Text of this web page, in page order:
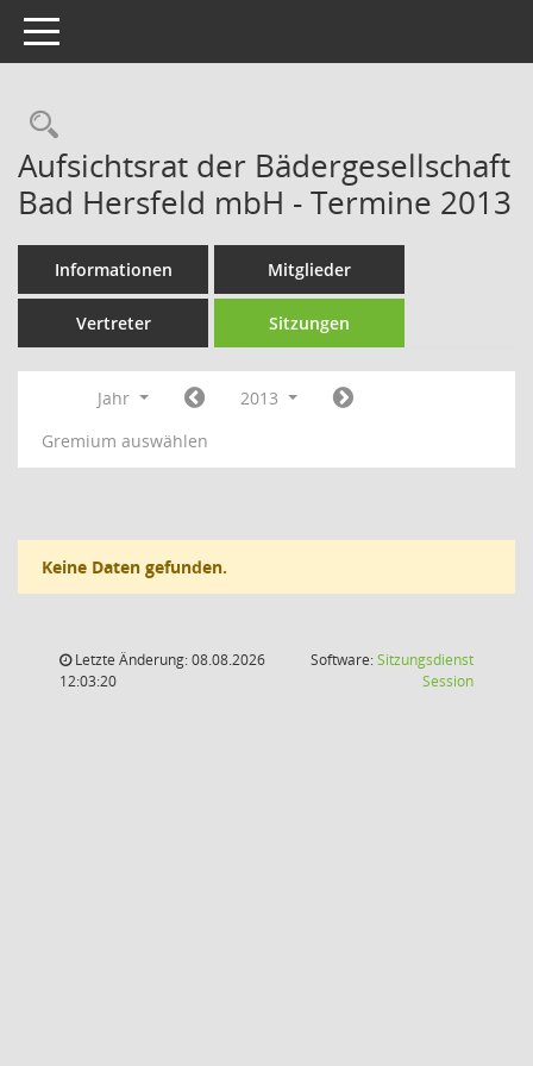
Toggle navigation
Rechercheauswahl
Aufsichtsrat der Bädergesellschaft
Bad Hersfeld mbH - Termine 2013
Informationen Mitglieder
Vertreter Sitzungen
Jahr
2013
Gremium auswählen
Keine Daten gefunden.
Letzte Änderung: 08.08.2026
12:03:20
Software:Sitzungsdienst
Session(Wird in